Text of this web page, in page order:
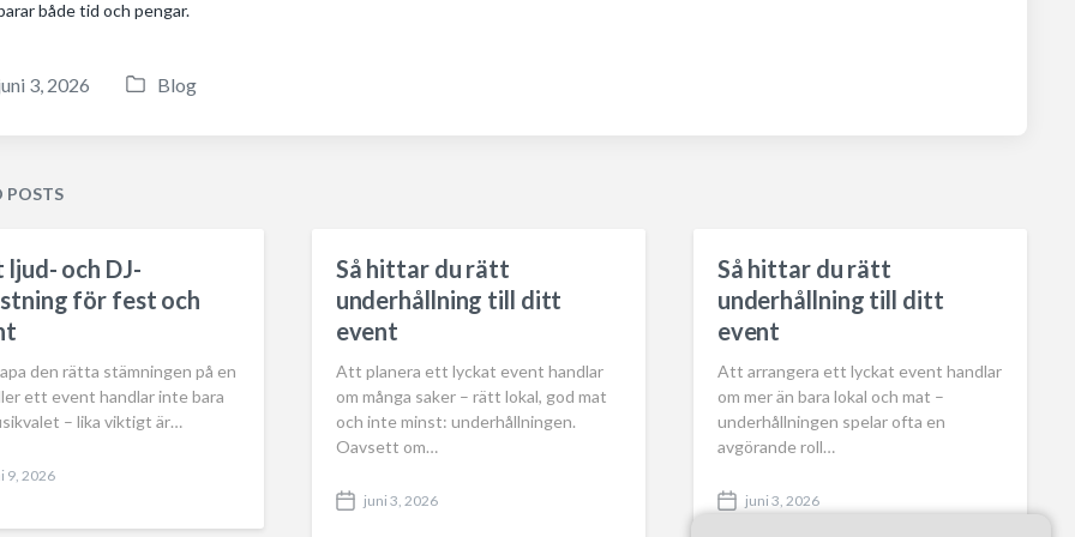
både tid och pengar.
3, 2026
P
i
n
Blog
POSTS
ljud- och DJ-
för fest och
den rätta stämningen på en
ett event handlar inte bara
– lika viktigt är…
9, 2026
Så hittar du rätt
underhållning till ditt
event
Att planera ett lyckat event handlar
om många saker – rätt lokal, god mat
och inte minst: underhållningen.
Oavsett om…
P
juni 3, 2026
Så hittar du rätt
underhållning till ditt
event
Att arrangera ett lyckat event handlar
om mer än bara lokal och mat –
underhållningen spelar ofta en
avgörande roll…
P
juni 3, 2026